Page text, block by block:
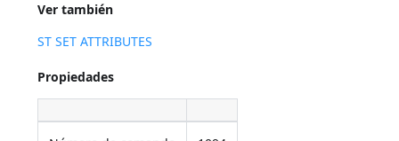
Ver también
ST SET ATTRIBUTES
Propiedades